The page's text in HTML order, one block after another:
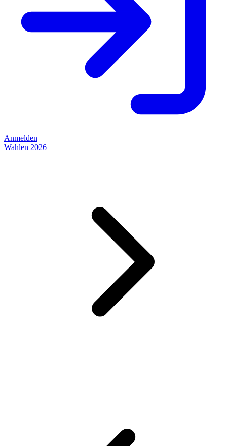
Anmelden
Wahlen 2026